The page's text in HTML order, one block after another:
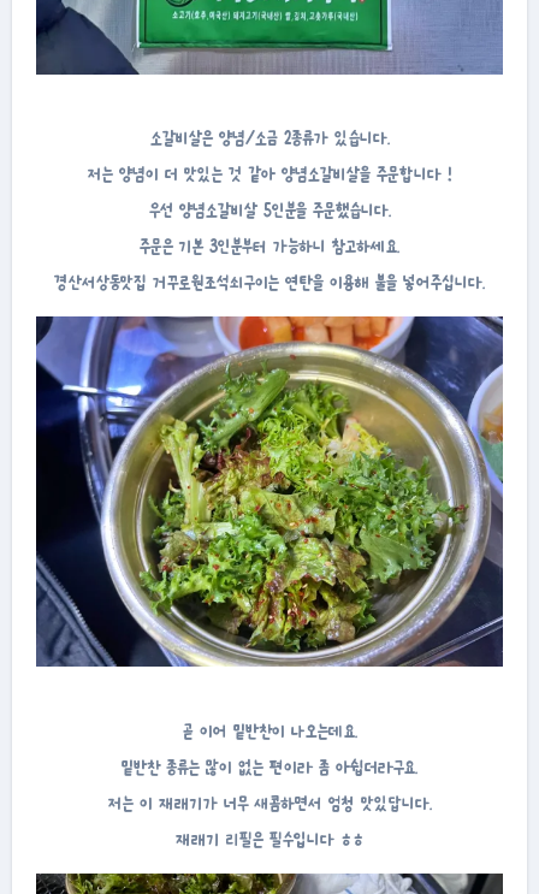
소갈비살은 양념/소금 2종류가 있습니다.
저는 양념이 더 맛있는 것 같아 양념소갈비살을 주문합니다 !
우선 양념소갈비살 5인분을 주문했습니다.
주문은 기본 3인분부터 가능하니 참고하세요.
경산서상동맛집 거꾸로원조석쇠구이는 연탄을 이용해 불을 넣어주십니다.
곧 이어 밑반찬이 나오는데요.
밑반찬 종류는 많이 없는 편이라 좀 아쉽더라구요.
저는 이 재래기가 너무 새콤하면서 엄청 맛있답니다.
재래기 리필은 필수입니다 ㅎㅎ